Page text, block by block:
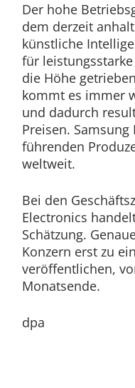
Der hohe
dem derzeit
künstliche
für
die Höhe
kommt es immer
und dadurch
Preisen.
führenden
weltweit.
Bei den
Electronics
Schätzung.
Konzern erst zu
veröffentlichen,
Monatsende.
dpa